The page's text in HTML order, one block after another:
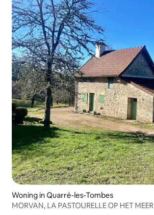
Woning in Quarré-les-Tombes
MORVAN, LA PASTOURELLE OP HET MEER